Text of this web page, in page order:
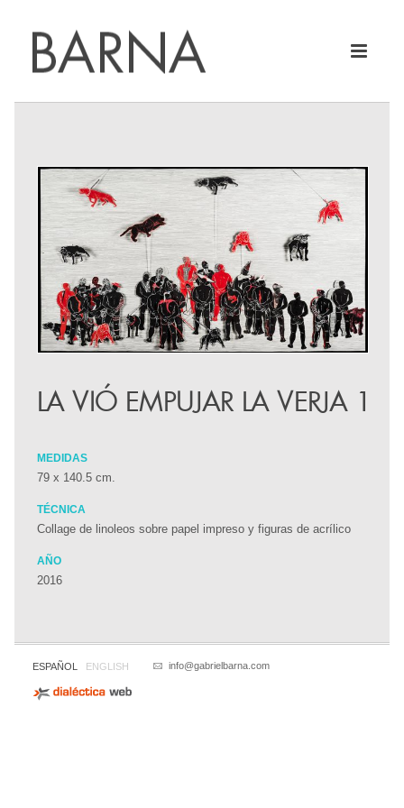
LA VIÓ EMPUJAR LA VERJA 1
MEDIDAS
79 x 140.5 cm.
TÉCNICA
Collage de linoleos sobre papel impreso y figuras de acrílico
AÑO
2016
ESPAÑOL ENGLISH info@gabrielbarna.com